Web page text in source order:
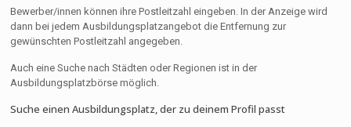
Bewerber/innen können ihre Postleitzahl eingeben. In der Anzeige wird
dann bei jedem Ausbildungsplatzangebot die Entfernung zur
gewünschten Postleitzahl angegeben.
Auch eine Suche nach Städten oder Regionen ist in der
Ausbildungsplatzbörse möglich.
Suche einen Ausbildungsplatz, der zu deinem Profil passt